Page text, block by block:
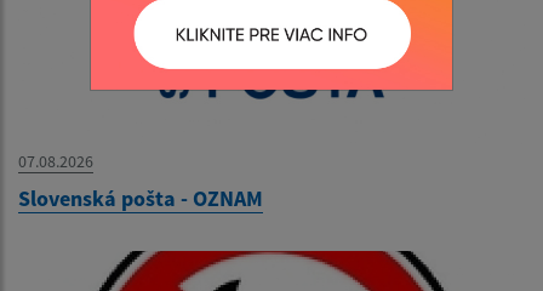
07.08.2026
Slovenská pošta - OZNAM